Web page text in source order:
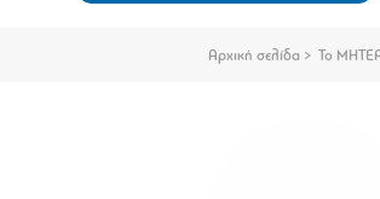
Αρχική σελίδα Το